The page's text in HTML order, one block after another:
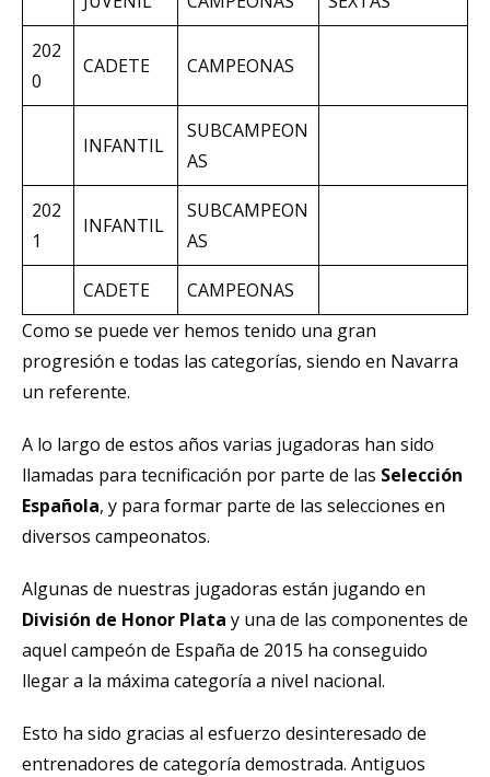
202
0
CADETE CAMPEONAS
INFANTIL
SUBCAMPEON
AS
202
1
INFANTIL
SUBCAMPEON
AS
CADETE
CAMPEONAS
Como se puede ver hemos tenido una gran
progresión e todas las categorías, siendo en Navarra
un referente.
A lo largo de estos años varias jugadoras han sido
llamadas para tecnificación por parte de las Selección
Española, y para formar parte de las selecciones en
diversos campeonatos.
Algunas de nuestras jugadoras están jugando en
División de Honor Plata y una de las componentes de
aquel campeón de España de 2015 ha conseguido
llegar a la máxima categoría a nivel nacional.
Esto ha sido gracias al esfuerzo desinteresado de
entrenadores de categoría demostrada. Antiguos